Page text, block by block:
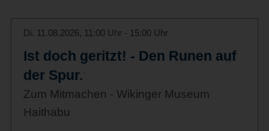
Di. 11.08.2026, 11:00 Uhr - 15:00 Uhr
Ist doch geritzt! - Den Runen auf
der Spur.
Zum Mitmachen - Wikinger Museum
Haithabu